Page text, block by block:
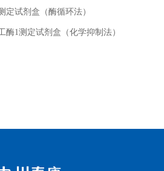
定试剂盒（酶循环法）
酶1测定试剂盒（化学抑制法）